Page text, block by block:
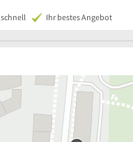
schnell Ihr bestes Angebot